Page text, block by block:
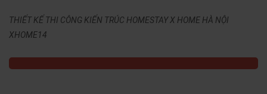
THIẾT KẾ THI CÔNG KIẾN TRÚC HOMESTAY X HOME HÀ NỘI
XHOME14